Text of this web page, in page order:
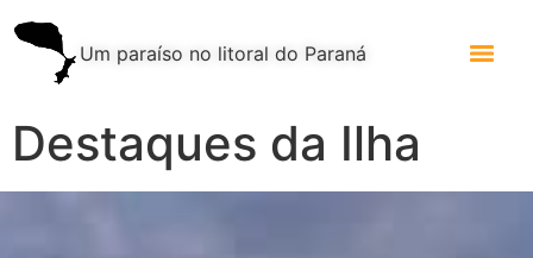
Um paraíso no litoral do Paraná
Destaques da Ilha